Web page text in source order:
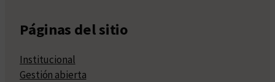
Páginas del sitio
Institucional
Gestión abierta